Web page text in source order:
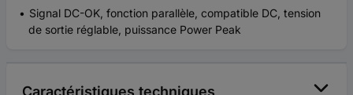
Signal DC-OK, fonction parallèle, compatible DC, tension
de sortie réglable, puissance Power Peak
Caractéristiques techniques